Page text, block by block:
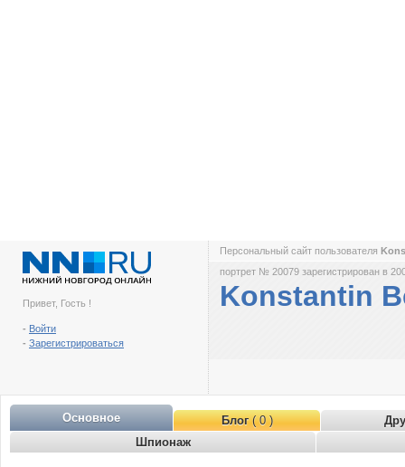
Привет, Гость !
- Войти
- Зарегистрироваться
Персональный сайт пользователя
портрет № 20079 зарегистрирован в
Konstantin
Основное Блог( 0 )
Шпионаж